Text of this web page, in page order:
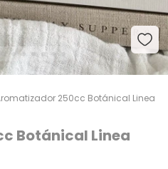
250cc Botánical Linea
Botánical Linea